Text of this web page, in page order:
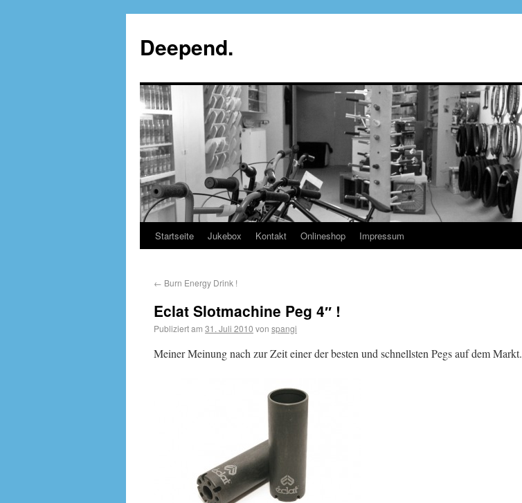
Deepend.
Startseite Jukebox Kontakt Onlineshop Impressum
← Burn Energy Drink !
Eclat Slotmachine Peg 4″ !
Publiziert am 31. Juli 2010 von spangi
Meiner Meinung nach zur Zeit einer der besten und schnellsten Pegs auf dem Markt.